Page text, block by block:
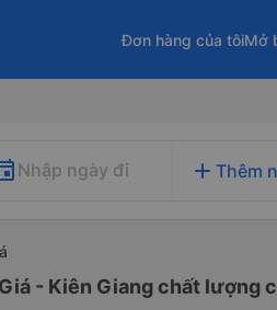
Đơn hàng của tôiMở
Nhập ngày đi add Thêm
- Kiên Giang chất lượng